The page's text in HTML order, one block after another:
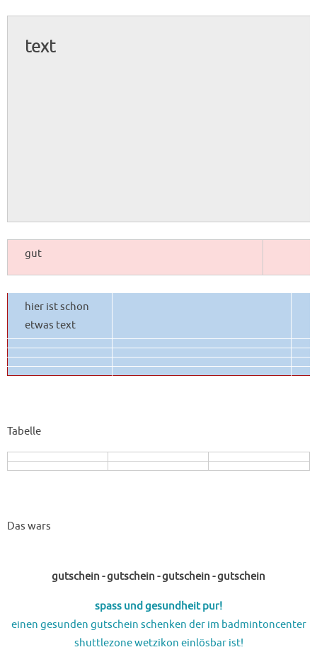
text
gut
hier ist schon
etwas text
Tabelle
Das wars
gutschein - gutschein - gutschein - gutschein
spass und gesundheit pur!
einen gesunden gutschein schenken der im badmintoncenter
shuttlezone wetzikon einlösbar ist!